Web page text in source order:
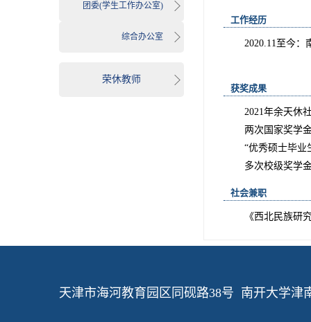
团委(学生工作办公室)
综合办公室
荣休教师
工作经历
2020.11至今：
获奖成果
2021年余天休
两次国家奖学
“优秀硕士毕业
多次校级奖学
社会兼职
《西北民族研
天津市海河教育园区同砚路38号 南开大学